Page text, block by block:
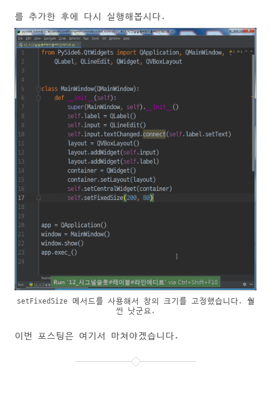
를 추가한 후에 다시 실행해봅시다.
setFixedSize 메서드를 사용해서 창의 크기를 고정했습니다. 훨
씬 낫군요.
이번 포스팅은 여기서 마쳐야겠습니다.